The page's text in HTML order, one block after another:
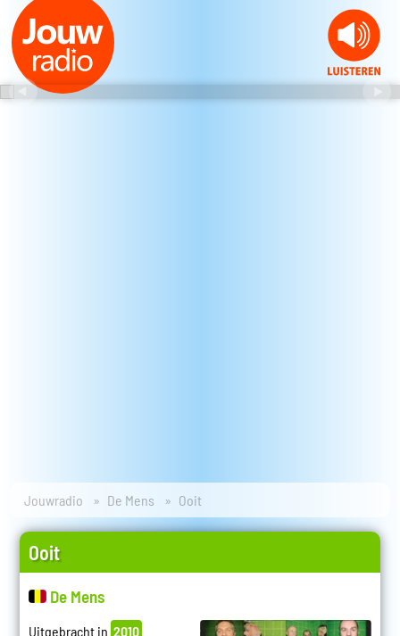
Jouwradio De Mens Ooit
Ooit
De Mens
Uitgebracht in 2010